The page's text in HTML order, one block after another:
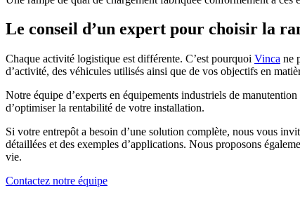
Le conseil d’un expert pour choisir la
Chaque activité logistique est différente. C’est pourquoi Vinca ne
d’activité, des véhicules utilisés ainsi que de vos objectifs en
Notre équipe d’experts en équipements industriels de
d’optimiser la rentabilité de votre installation.
Si votre entrepôt a besoin d’une solution complète, nous vous
détaillées et des exemples d’applications. Nous proposons
vie.
Contactez notre équipe